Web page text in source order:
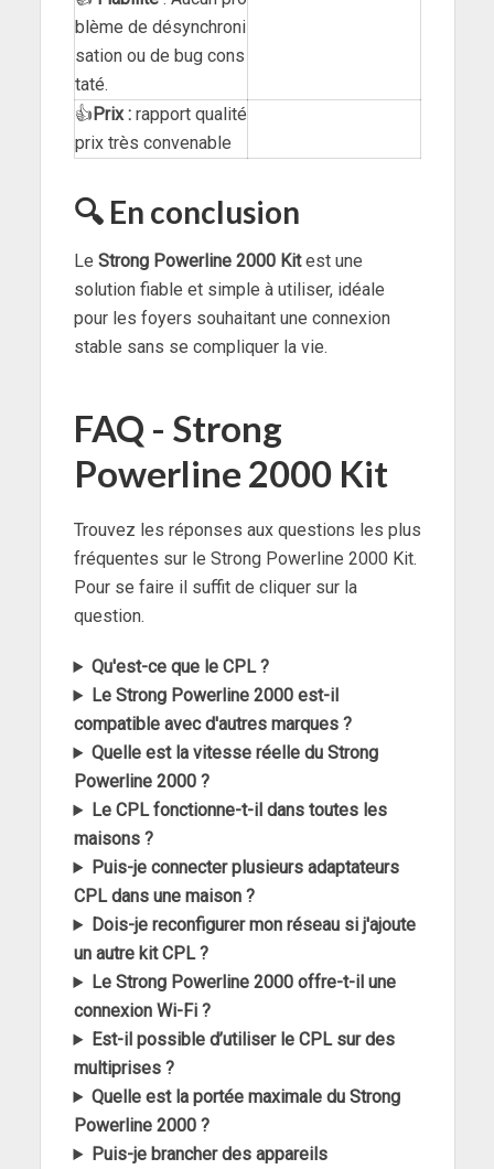
blème de désynchroni
sation ou de bug cons
taté.
👍Prix : rapport qualité
prix très convenable
🔍 En conclusion
Le Strong Powerline 2000 Kitest une
solution fiable et simple à utiliser, idéale
pour les foyers souhaitant une connexion
stable sans se compliquer la vie.
FAQ - Strong
Powerline 2000 Kit
Trouvez les réponses aux questions les plus
fréquentes sur le Strong Powerline 2000 Kit.
Pour se faire il suffit de cliquer sur la
question.
Qu'est-ce que le CPL ?
Le Strong Powerline 2000 est-il
compatible avec d'autres marques ?
Quelle est la vitesse réelle du Strong
Powerline 2000 ?
Le CPL fonctionne-t-il dans toutes les
maisons ?
Puis-je connecter plusieurs adaptateurs
CPL dans une maison ?
Dois-je reconfigurer mon réseau si j'ajoute
un autre kit CPL ?
Le Strong Powerline 2000 offre-t-il une
connexion Wi-Fi ?
Est-il possible d’utiliser le CPL sur des
multiprises ?
Quelle est la portée maximale du Strong
Powerline 2000 ?
Puis-je brancher des appareils